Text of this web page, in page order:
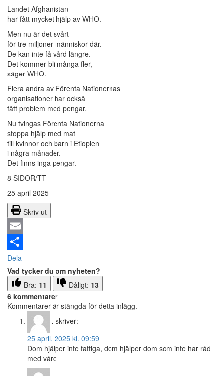
Landet Afghanistan
har fått mycket hjälp av WHO.
Men nu är det svårt
för tre miljoner människor där.
De kan inte få vård längre.
Det kommer bli många fler,
säger WHO.
Flera andra av Förenta Nationernas
organisationer har också
fått problem med pengar.
Nu tvingas Förenta Nationerna
stoppa hjälp med mat
till kvinnor och barn i Etiopien
i några månader.
Det finns inga pengar.
8 SIDOR/TT
25 april 2025
Skriv ut
Email
Dela
Vad tycker du om nyheten?
Bra: 11 Dåligt: 13
6 kommentarer
Kommentarer är stängda för detta inlägg.
. skriver:
25 april, 2025 kl. 09:59
Dom hjälper inte fattiga, dom hjälper dom som inte har råd
med vård